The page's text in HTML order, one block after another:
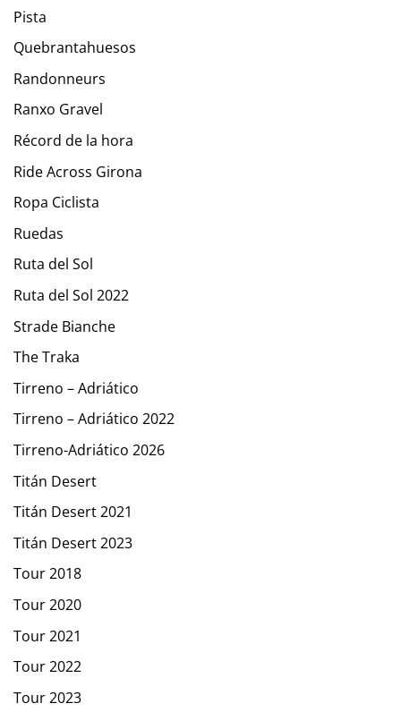
Pista
Quebrantahuesos
Randonneurs
Ranxo Gravel
Récord de la hora
Ride Across Girona
Ropa Ciclista
Ruedas
Ruta del Sol
Ruta del Sol 2022
Strade Bianche
The Traka
Tirreno – Adriático
Tirreno – Adriático 2022
Tirreno-Adriático 2026
Titán Desert
Titán Desert 2021
Titán Desert 2023
Tour 2018
Tour 2020
Tour 2021
Tour 2022
Tour 2023